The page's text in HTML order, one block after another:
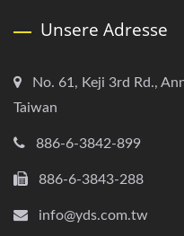
Unsere Adresse
No. 61, Keji 3rd Rd.,
Taiwan
886-6-3842-899
886-6-3843-288
info@yds.com.tw